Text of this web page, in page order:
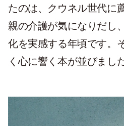
たのは、クウネル世代に
親の介護が気になりだし
化を実感する年頃です。
く心に響く本が並びました